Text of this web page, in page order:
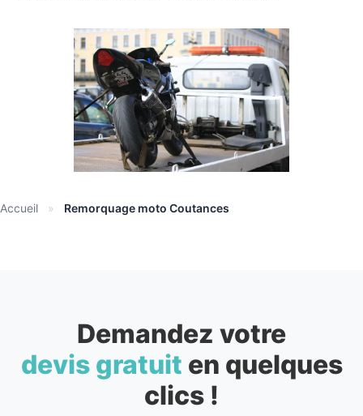
Accueil » Remorquage moto Coutances
Demandez votre
devis gratuit en quelques
clics !